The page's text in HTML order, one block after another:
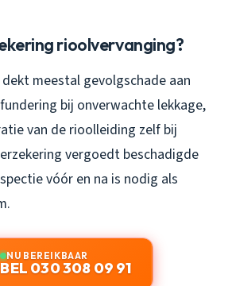
rioolvervanging?
meestal gevolgschade aan
bij onverwachte lekkage,
van de rioolleiding zelf bij
vergoedt beschadigde
vóór en na is nodig als
NU BEREIKBAAR
BEL 030 308 09 91